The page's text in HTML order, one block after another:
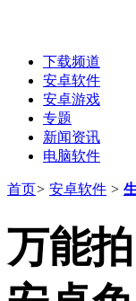
下载频道
安卓软件
安卓游戏
专题
新闻资讯
电脑软件
首页> 安卓软件 >
万能